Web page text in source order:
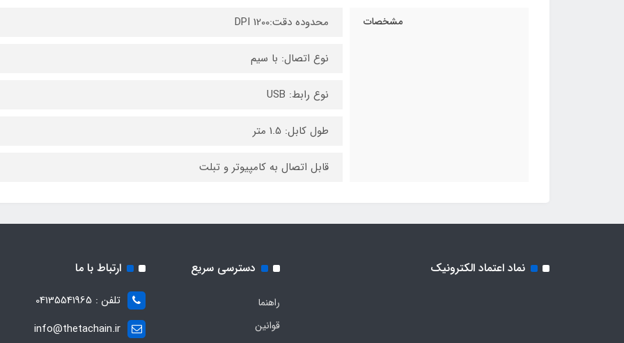
مشخصات محدوده دقت:1200 DPI
نوع اتصال: با سیم
نوع رابط: USB
طول کابل: 1.5 متر
قابل اتصال به کامپیوتر و تبلت
نماد اعتماد الکترونیک دسترسی سریع
راهنما
قوانین
ارتباط با ما
تلفن : 04135541965
info@thetachain.ir